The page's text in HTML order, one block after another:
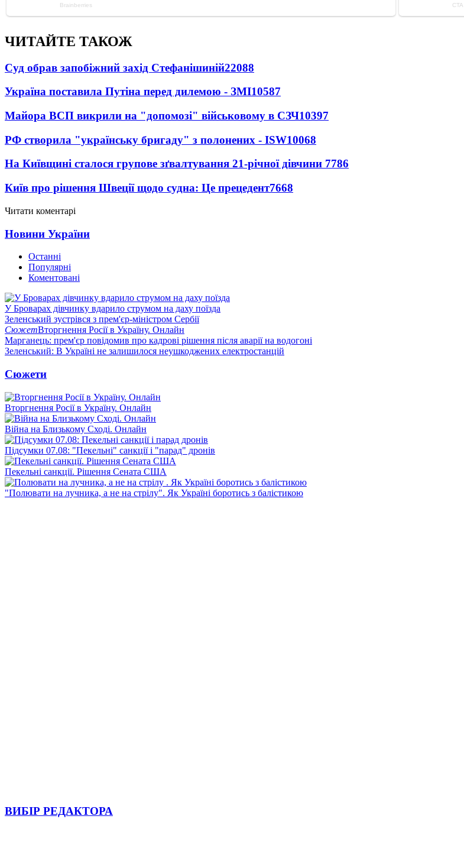
ЧИТАЙТЕ ТАКОЖ
Суд обрав запобіжний захід Стефанішиній22088
Україна поставила Путіна перед дилемою - ЗМІ10587
Майора ВСП викрили на "допомозі" військовому в СЗЧ10397
РФ створила "українську бригаду" з полонених - ISW10068
На Київщині сталося групове зґвалтування 21-річної дівчини 7786
Київ про рішення Швеції щодо судна: Це прецедент7668
Читати коментарі
Новини України
Останні
Популярні
Коментовані
У Броварах дівчинку вдарило струмом на даху поїзда
Зеленський зустрівся з прем'єр-міністром Сербії
СюжетВторгнення Росії в Україну. Онлайн
Марганець: прем'єр повідомив про кадрові рішення після аварії на водогоні
Зеленський: В Україні не залишилося неушкоджених електростанцій
Сюжети
Вторгнення Росії в Україну. Онлайн
Війна на Близькому Сході. Онлайн
Підсумки 07.08: "Пекельні" санкції і "парад" дронів
Пекельні санкції. Рішення Сената США
"Полювати на лучника, а не на стрілу". Як Україні боротись з балістикою
ВИБІР РЕДАКТОРА